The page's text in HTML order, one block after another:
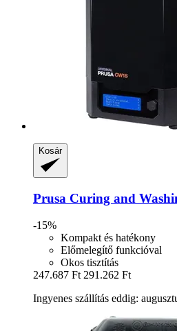
Kosár
Prusa Curing and
-15%
Kompakt és hatékony
Előmelegítő funkcióval
Okos tisztítás
247.687 Ft 291.262 Ft
Ingyenes szállítás eddig: